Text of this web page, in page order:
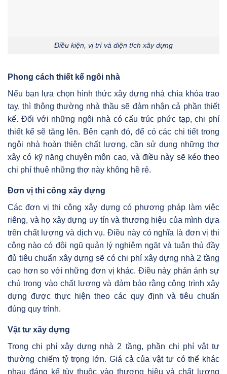
Điều kiện, vị trí và diện tích xây dựng
Phong cách thiết kế ngôi nhà
Nếu bạn lựa chọn hình thức xây dựng nhà chìa khóa trao
tay, thì thông thường nhà thầu sẽ đảm nhận cả phần thiết
kế. Đối với những ngôi nhà có cấu trúc phức tạp, chi phí
thiết kế sẽ tăng lên. Bên cạnh đó, để có các chi tiết trong
ngôi nhà hoàn thiện chất lượng, cần sử dụng những thợ
xây có kỹ năng chuyên môn cao, và điều này sẽ kéo theo
chi phí thuê những thợ này không hề rẻ.
Đơn vị thi công xây dựng
Các đơn vị thi công xây dựng có phương pháp làm việc
riêng, và họ xây dựng uy tín và thương hiệu của mình dựa
trên chất lượng và dịch vụ. Điều này có nghĩa là đơn vị thi
công nào có đội ngũ quản lý nghiêm ngặt và tuân thủ đầy
đủ tiêu chuẩn xây dựng sẽ có chi phí xây dựng nhà 2 tầng
cao hơn so với những đơn vị khác. Điều này phản ánh sự
chú trọng vào chất lượng và đảm bảo rằng công trình xây
dựng được thực hiện theo các quy định và tiêu chuẩn
đúng quy trình.
Vật tư xây dựng
Trong chi phí xây dựng nhà 2 tầng, phần chi phí vật tư
thường chiếm tỷ trọng lớn. Giá cả của vật tư có thể khác
nhau đáng kể tùy thuộc vào thương hiệu và chất lượng